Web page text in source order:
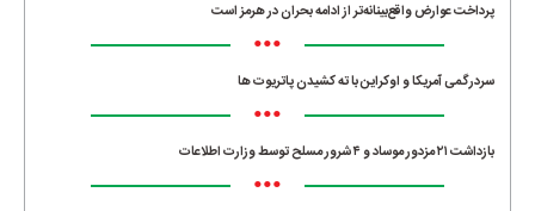
پرداخت عوارض واقع‌بینانه‌تر از ادامه بحران در هرمز است
•••
سردرگمی آمریکا و اوکراین با ته کشیدن پاتریوت ها
•••
بازداشت ۲۱ مزدور موساد و ۴ شرور مسلح توسط وزارت اطلاعات
•••